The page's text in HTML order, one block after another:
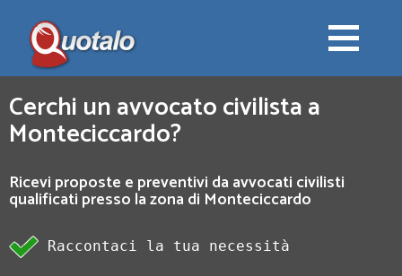
Cerchi un avvocato civilista a
Monteciccardo?
Ricevi proposte e preventivi da avvocati civilisti
qualificati presso la zona di Monteciccardo
Raccontaci la tua necessità